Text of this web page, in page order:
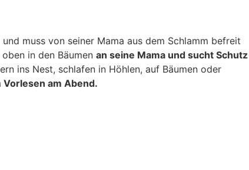
muss von seiner Mama aus dem Schlamm befreit
in den Bäumen an seine Mama und sucht Schutz
ins Nest, schlafen in Höhlen, auf Bäumen oder
am Abend.